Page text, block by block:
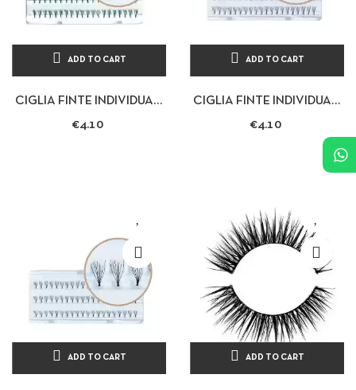
ADD TO CART
CIGLIA FINTE INDIVIDUALI
AD USO PROFESSIONALE
€4.10
ADD TO CART
CIGLIA FINTE INDIVIDUALI
AD USO PROFESSIONALE
60 PZ - 20 PER MISURA...
€4.10
ADD TO CART ADD TO CART